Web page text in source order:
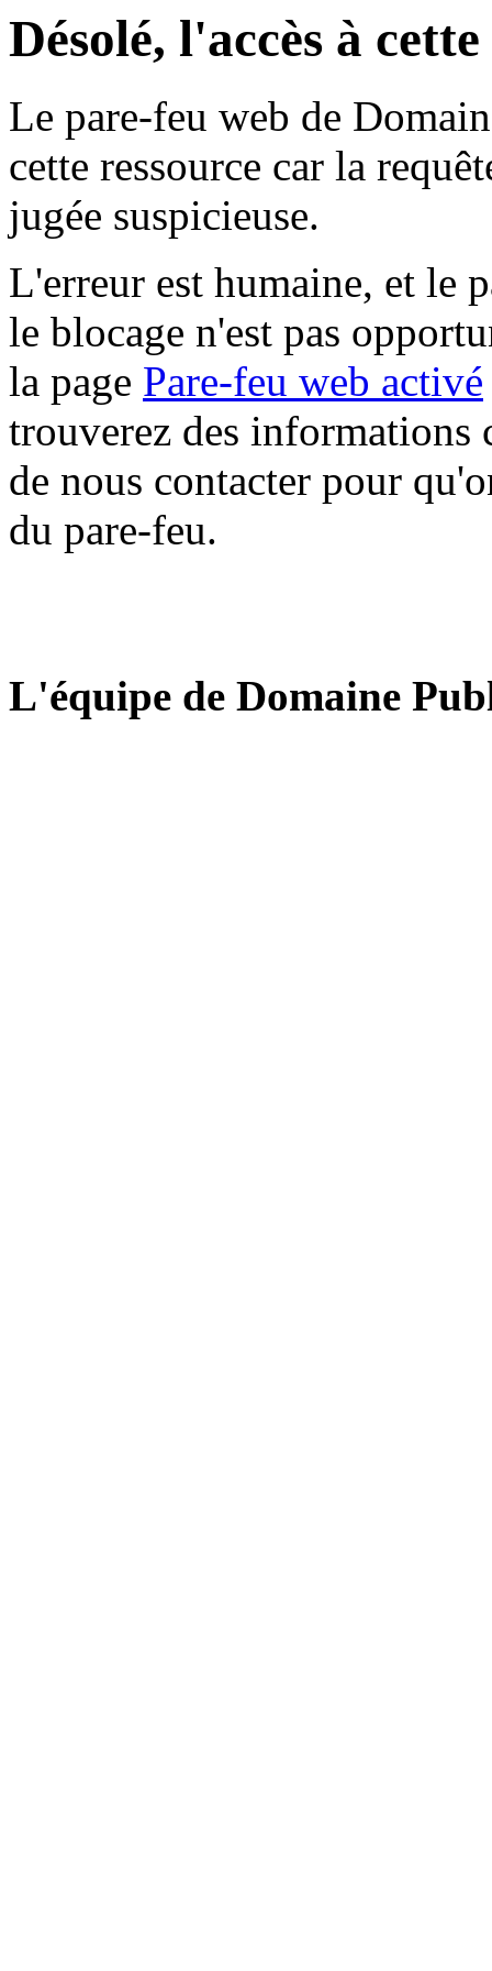
Désolé, l'accès à
Le pare-feu web de
cette ressource car la
jugée suspicieuse.
L'erreur est humaine, et le
le blocage n'est pas
la page Pare-feu web activé
trouverez des informations
de nous contacter pour
du pare-feu.
L'équipe de Domaine